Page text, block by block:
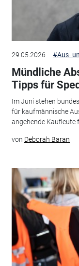
29.05.2026 #Aus-
Mündliche
Tipps für
Im Juni stehen
für kaufmännische
angehende Kaufleute
von Deborah Baran